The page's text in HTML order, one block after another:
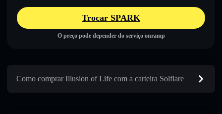
Trocar SPARK
O preço pode depender do serviço onramp
Como comprar Illusion of Life com a carteira Solflare